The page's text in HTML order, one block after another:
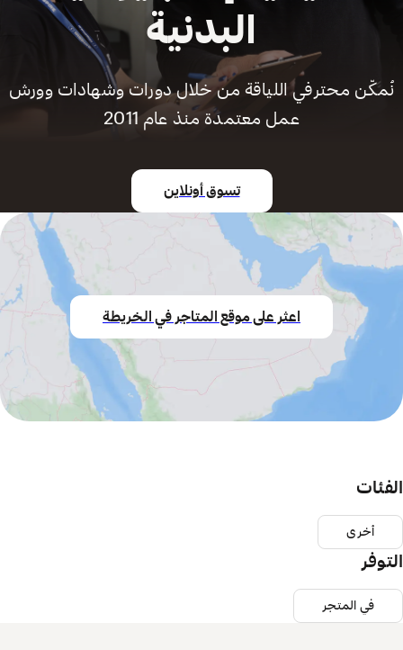
البدنية
نُمكّن محترفي اللياقة من خلال دورات وشهادات وورش
عمل معتمدة منذ عام 2011
تسوق أونلاين
اعثر على موقع المتاجر في الخريطة
الفئات
أخرى
التوفر
في المتجر